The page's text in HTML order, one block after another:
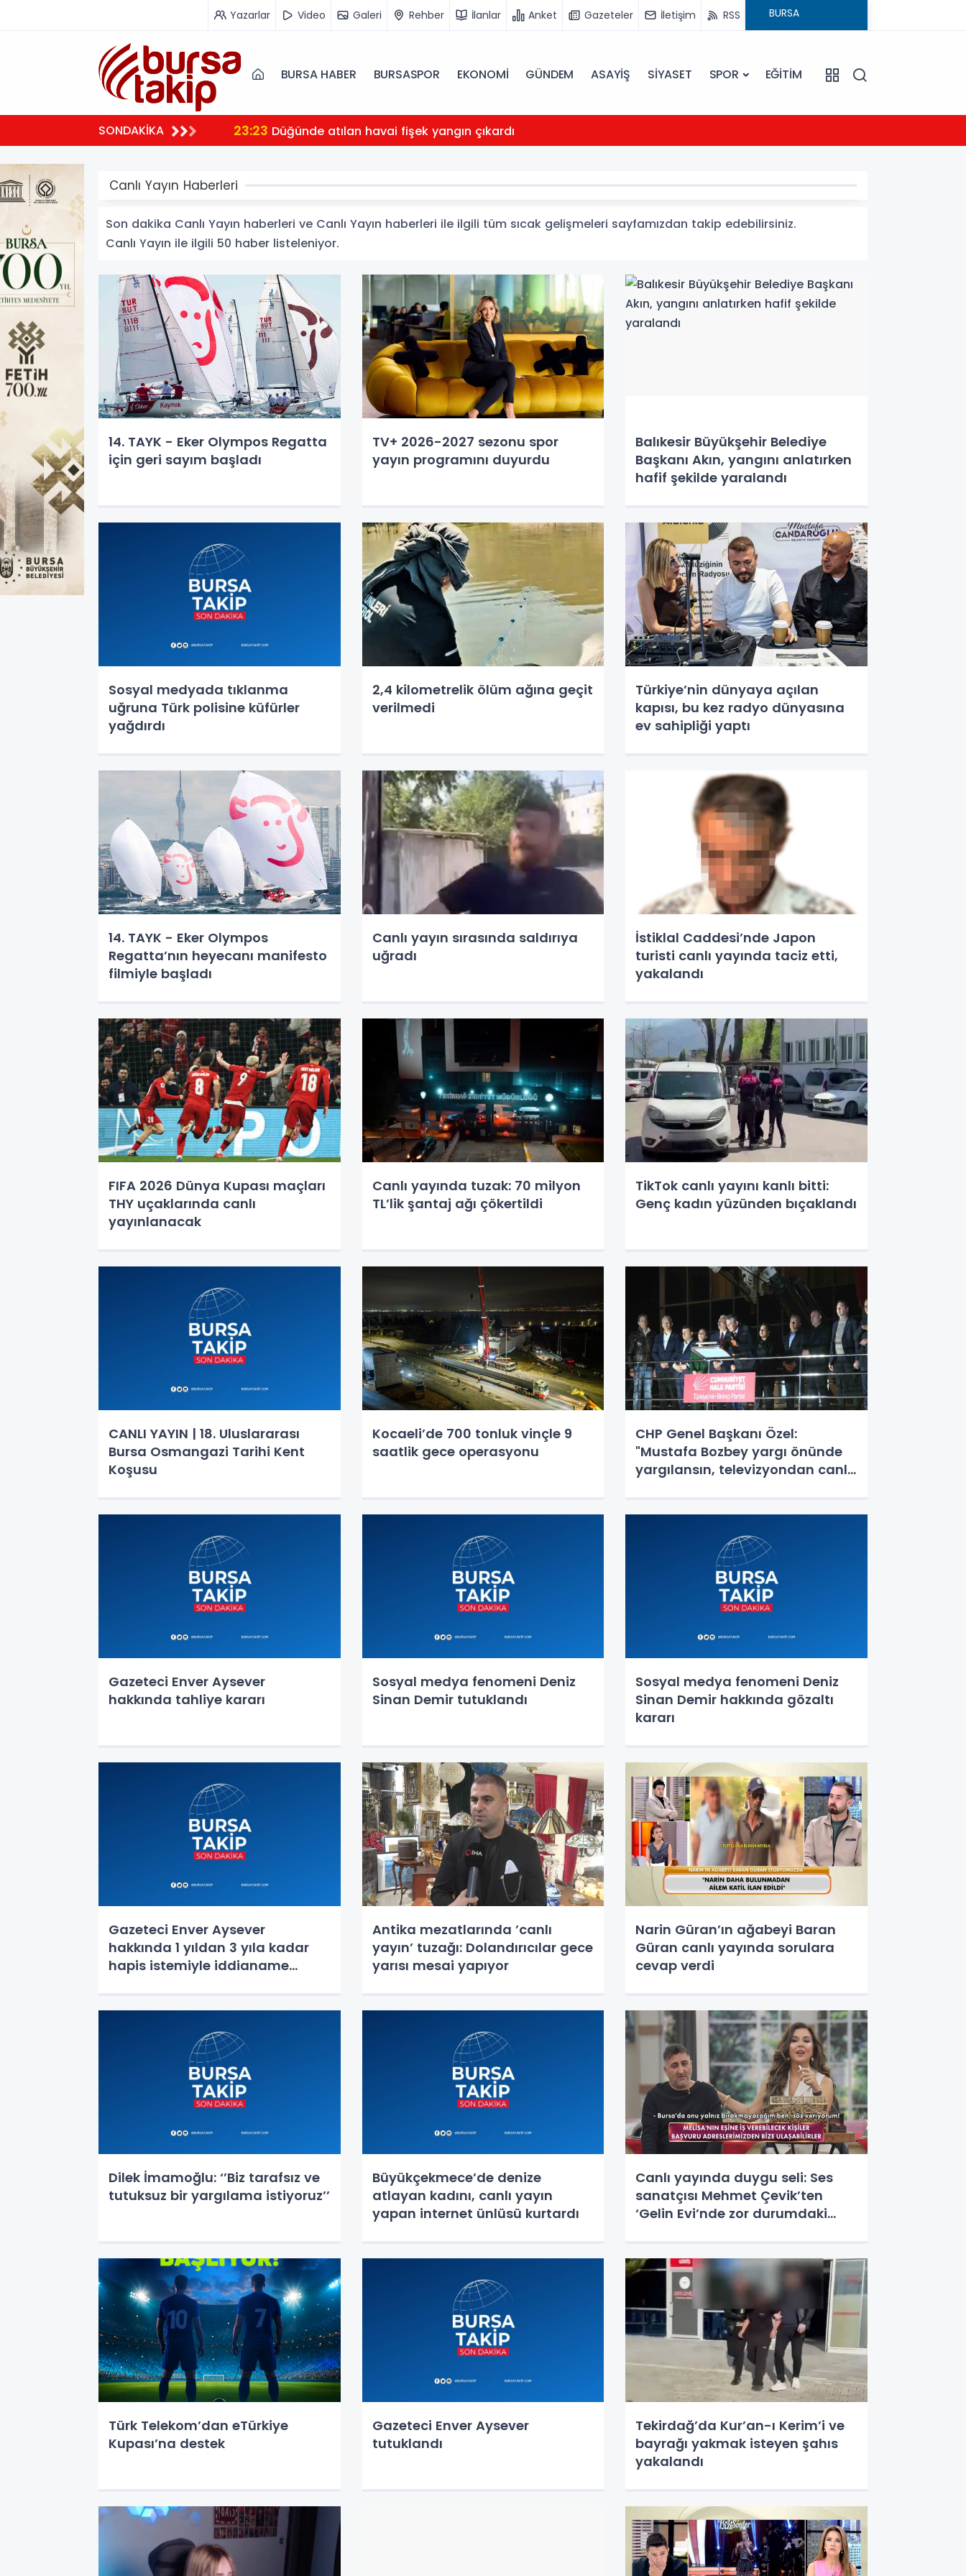
Yazarlar Video Galeri Rehber İlanlar Anket Gazeteler İletişim RSS
BURSA HABER BURSASPOR EKONOMİ GÜNDEM ASAYİŞ SİYASET SPOR EĞİTİM
SONDAKİKA
Ankara’ya sevk edildi 23:23 Düğünde atılan havai fişek yangın çıkardı
Canlı Yayın Haberleri
Son dakika Canlı Yayın haberleri ve Canlı Yayın haberleri ile ilgili tüm sıcak gelişmeleri sayfamızdan takip edebilirsiniz.
Canlı Yayın ile ilgili 50 haber listeleniyor.
14. TAYK - Eker Olympos Regatta
için geri sayım başladı
TV+ 2026-2027 sezonu spor
yayın programını duyurdu
Balıkesir Büyükşehir Belediye
Başkanı Akın, yangını anlatırken
hafif şekilde yaralandı
Sosyal medyada tıklanma
uğruna Türk polisine küfürler
yağdırdı
2,4 kilometrelik ölüm ağına geçit
verilmedi
Türkiye’nin dünyaya açılan
kapısı, bu kez radyo dünyasına
ev sahipliği yaptı
14. TAYK - Eker Olympos
Regatta’nın heyecanı manifesto
filmiyle başladı
Canlı yayın sırasında saldırıya
uğradı
İstiklal Caddesi’nde Japon
turisti canlı yayında taciz etti,
yakalandı
FIFA 2026 Dünya Kupası maçları
THY uçaklarında canlı
yayınlanacak
Canlı yayında tuzak: 70 milyon
TL’lik şantaj ağı çökertildi
TikTok canlı yayını kanlı bitti:
Genç kadın yüzünden bıçaklandı
CANLI YAYIN | 18. Uluslararası
Bursa Osmangazi Tarihi Kent
Koşusu
Kocaeli’de 700 tonluk vinçle 9
saatlik gece operasyonu
CHP Genel Başkanı Özel:
"Mustafa Bozbey yargı önünde
yargılansın, televizyondan canlı
Gazeteci Enver Aysever
hakkında tahliye kararı
Sosyal medya fenomeni Deniz
Sinan Demir tutuklandı
Sosyal medya fenomeni Deniz
Sinan Demir hakkında gözaltı
kararı
Gazeteci Enver Aysever
hakkında 1 yıldan 3 yıla kadar
hapis istemiyle iddianame
Antika mezatlarında ’canlı
yayın’ tuzağı: Dolandırıcılar gece
yarısı mesai yapıyor
Narin Güran’ın ağabeyi Baran
Güran canlı yayında sorulara
cevap verdi
Dilek İmamoğlu: ‘’Biz tarafsız ve
tutuksuz bir yargılama istiyoruz’’
Büyükçekmece’de denize
atlayan kadını, canlı yayın
yapan internet ünlüsü kurtardı
Canlı yayında duygu seli: Ses
sanatçısı Mehmet Çevik’ten
‘Gelin Evi’nde zor durumdaki
Türk Telekom’dan eTürkiye
Kupası’na destek
Gazeteci Enver Aysever
tutuklandı
Tekirdağ’da Kur’an-ı Kerim’i ve
bayrağı yakmak isteyen şahıs
yakalandı